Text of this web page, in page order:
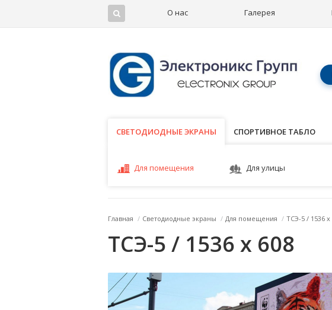
О нас Галерея
СВЕТОДИОДНЫЕ ЭКРАНЫ
СВЕТОДИОДНЫЕ ЭКРАНЫ СПОРТИВНОЕ ТАБЛО
Для помещения Для улицы
Главная / Светодиодные экраны / Для помещения / ТСЭ-5 / 1536 x
ТСЭ-5 / 1536 x 608